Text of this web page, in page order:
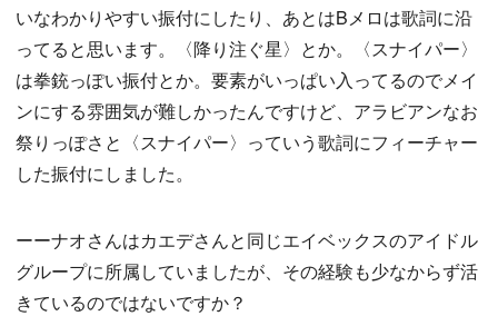
いなわかりやすい振付にしたり、あとはBメロは歌詞に沿
ってると思います。〈降り注ぐ星〉とか。〈スナイパー〉
は拳銃っぽい振付とか。要素がいっぱい入ってるのでメイ
ンにする雰囲気が難しかったんですけど、アラビアンなお
祭りっぽさと〈スナイパー〉っていう歌詞にフィーチャー
した振付にしました。
ーーナオさんはカエデさんと同じエイベックスのアイドル
グループに所属していましたが、その経験も少なからず活
きているのではないですか？